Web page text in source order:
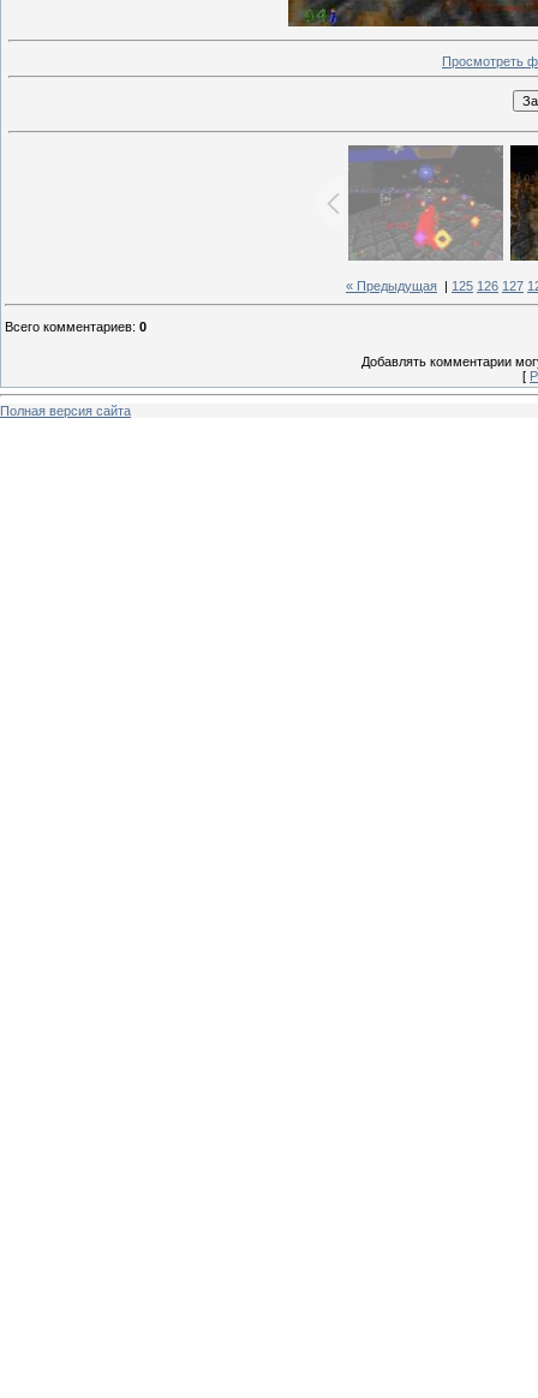
Просмотреть
« Предыдущая 125 126 127
Всего комментариев: 0
Добавлять комментарии
[
Полная версия сайта